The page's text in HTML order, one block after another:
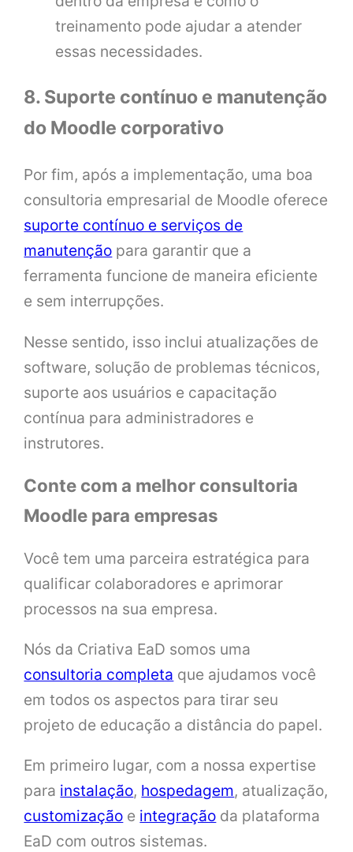
treinamento pode ajudar a atender
essas necessidades.
8. Suporte contínuo e manutenção
do Moodle corporativo
Por fim, após a implementação, uma boa
consultoria empresarial de Moodle oferece
suporte contínuo e serviços de
manutenção para garantir que a
ferramenta funcione de maneira eficiente
e sem interrupções.
Nesse sentido, isso inclui atualizações de
software, solução de problemas técnicos,
suporte aos usuários e capacitação
contínua para administradores e
instrutores.
Conte com a melhor consultoria
Moodle para empresas
Você tem uma parceira estratégica para
qualificar colaboradores e aprimorar
processos na sua empresa.
Nós da Criativa EaD somos uma
consultoria completa que ajudamos você
em todos os aspectos para tirar seu
projeto de educação a distância do papel.
Em primeiro lugar, com a nossa expertise
para instalação, hospedagem, atualização,
customização e integração da plataforma
EaD com outros sistemas.